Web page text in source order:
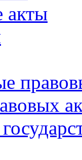
акты